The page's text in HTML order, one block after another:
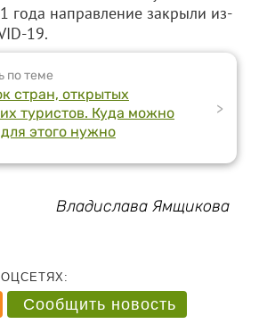
года направление закрыли из-
19.
по теме
стран, открытых
туристов. Куда можно
этого нужно
>
Владислава Ямщикова
Сообщить новость